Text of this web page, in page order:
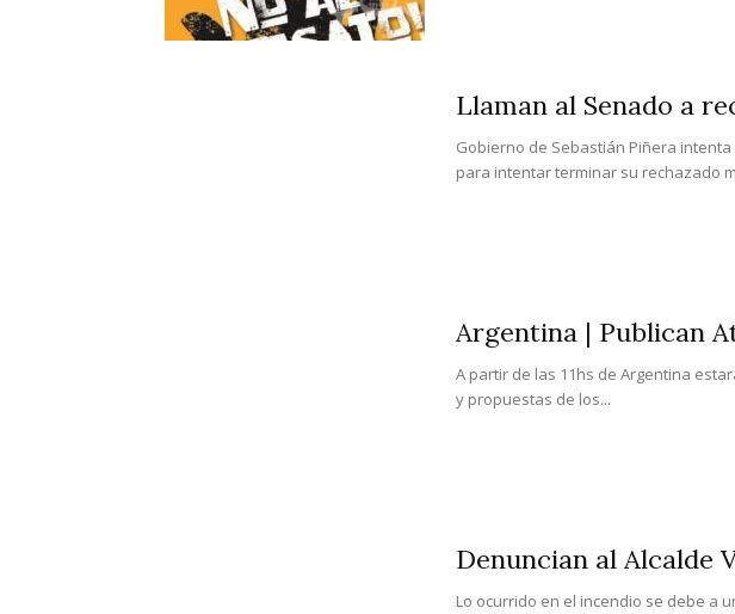
Llaman al Senado a
Gobierno de Sebastián Piñera
para intentar terminar su rechazado
Argentina | Publican
A partir de las 11hs de Argentina
y propuestas de los...
Denuncian al Alcalde
Lo ocurrido en el incendio se debe a